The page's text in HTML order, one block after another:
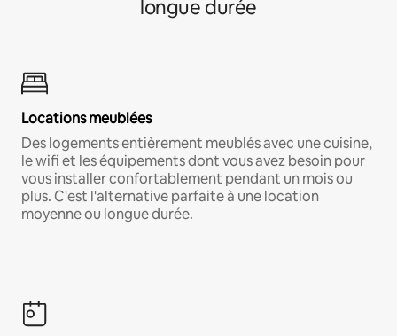
longue durée
Locations meublées
Des logements entièrement meublés avec une cuisine,
le wifi et les équipements dont vous avez besoin pour
vous installer confortablement pendant un mois ou
plus. C'est l'alternative parfaite à une location
moyenne ou longue durée.